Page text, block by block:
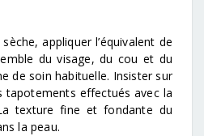
appliquer l’équivalent de
du visage, du cou et du
de soin habituelle. Insister sur
tapotements effectués avec la
texture fine et fondante du
la peau.